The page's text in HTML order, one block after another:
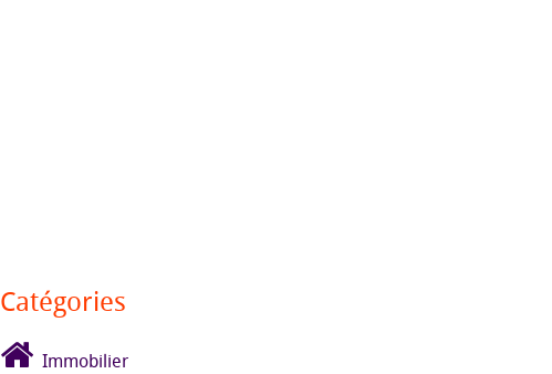
Catégories
Immobilier